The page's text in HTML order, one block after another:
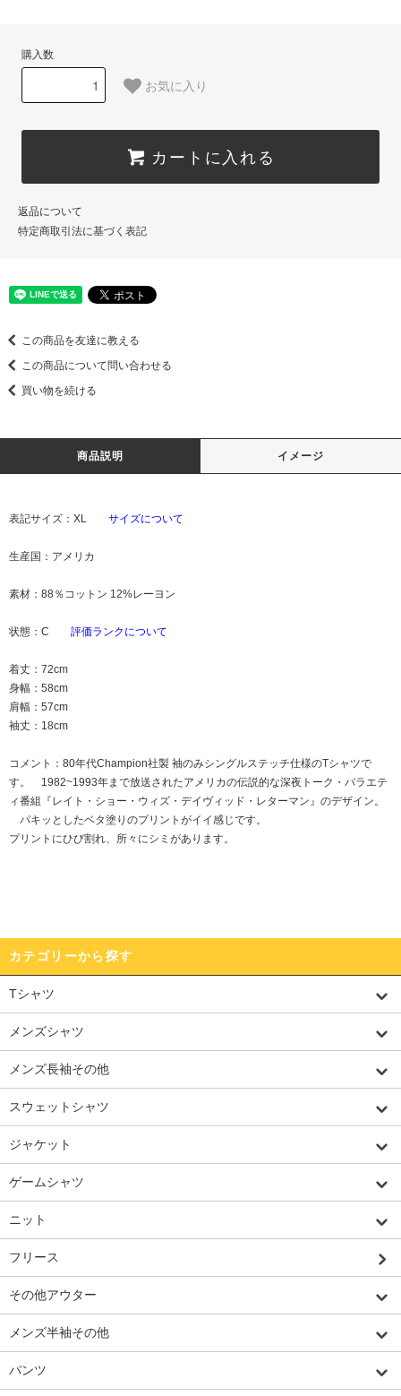
購入数
お気に入り
カートに入れる
返品について
特定商取引法に基づく表記
この商品を友達に教える
この商品について問い合わせる
買い物を続ける
商品説明 イメージ
表記サイズ：XL サイズについて
生産国：アメリカ
素材：88％コットン 12%レーヨン
状態：C 評価ランクについて
着丈：72cm
身幅：58cm
肩幅：57cm
袖丈：18cm
コメント：80年代Champion社製 袖のみシングルステッチ仕様のTシャツで
す。 1982~1993年まで放送されたアメリカの伝説的な深夜トーク・バラエテ
ィ番組『レイト・ショー・ウィズ・デイヴィッド・レターマン』のデザイン。
パキッとしたベタ塗りのプリントがイイ感じです。
プリントにひび割れ、所々にシミがあります。
カテゴリーから探す
Tシャツ
メンズシャツ
メンズ長袖その他
スウェットシャツ
ジャケット
ゲームシャツ
ニット
フリース
その他アウター
メンズ半袖その他
パンツ